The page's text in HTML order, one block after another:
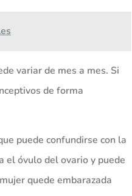
variar de mes a mes. Si
de forma
puede confundirse con la
el óvulo del ovario y puede
quede embarazada